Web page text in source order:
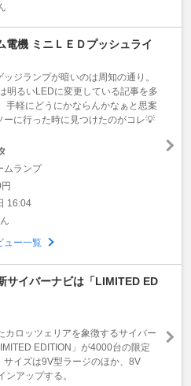
電機 ミニＬＥＤプッシュライ
ジランプが暗いのは周知の通り。
るいLEDに変更している記事を多
手軽にどうにかならんかなぁと思案
ーに行った時に見つけたのがコレ💡
ムランプ
16:04
ュー一覧
サイバーナビは「LIMITED ED
カロッツェリアを象徴するサイバー
EDITION」が4000台の限定
サイズは9V型ラージのほか、8V
ンアップする。